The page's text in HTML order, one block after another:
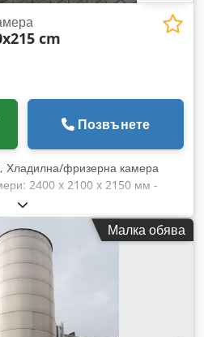
cm
Позвънете
, Хладилна/фризерна камера
2400 x 2100 x 2150 мм -
1900 x 1950 мм - Дебелина на
отвор на вратата: 800 x 1800 мм
Dcedpfsy S An Iex Ac Aok -
- Наличност: 1 брой -
Малка обява